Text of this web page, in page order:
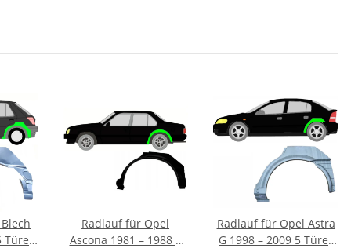
Türer
Radlauf für Opel
Ascona 1981 – 1988 5
Radlauf für Opel Astra
G 1998 – 2009 5 Türer